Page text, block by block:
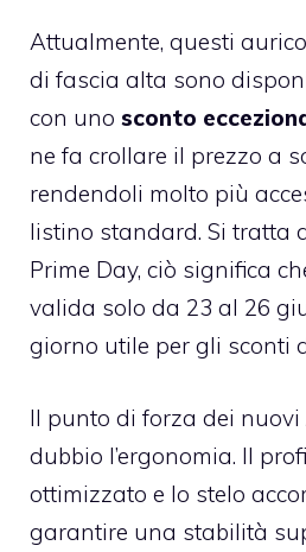
Attualmente, questi
di fascia alta sono
con uno sconto
ne fa crollare il prezzo a
rendendoli molto più
listino standard. Si tratta
Prime Day, ciò significa
valida solo da 23 al 26
giorno utile per gli sconti
Il punto di forza dei nuovi
dubbio l’ergonomia. Il
ottimizzato e lo stelo
garantire una stabilità